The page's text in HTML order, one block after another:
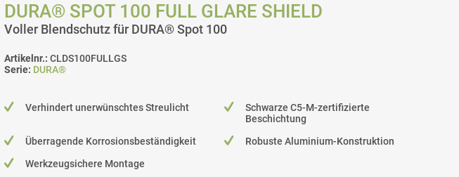
DURA® SPOT 100 FULL GLARE SHIELD
Voller Blendschutz für DURA® Spot 100
Artikelnr.: CLDS100FULLGS
Serie: DURA®
Verhindert unerwünschtes Streulicht
Schwarze C5-M-zertifizierte
Beschichtung
Überragende Korrosionsbeständigkeit
Robuste Aluminium-Konstruktion
Werkzeugsichere Montage